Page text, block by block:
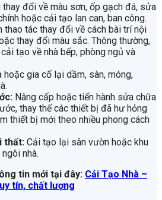
thay đổi về màu sơn, ốp gạch đá, sửa
hoặc cải tạo lan can, ban công.
thao tác thay đổi về cách bài trí nội
thay đổi màu sắc. Thông thường,
tạo về nhà bếp, phòng ngủ và
hoặc gia cố lại dầm, sàn, móng,
Nâng cấp hoặc tiến hành sửa chữa
thay thế các thiết bị đã hư hỏng
thiết bị mới theo nhiều phong cách
thất: Cải tạo lại sân vườn hoặc khu
nhà.
tin mới tại đây: Cải Tạo Nhà –
tín, chất lượng